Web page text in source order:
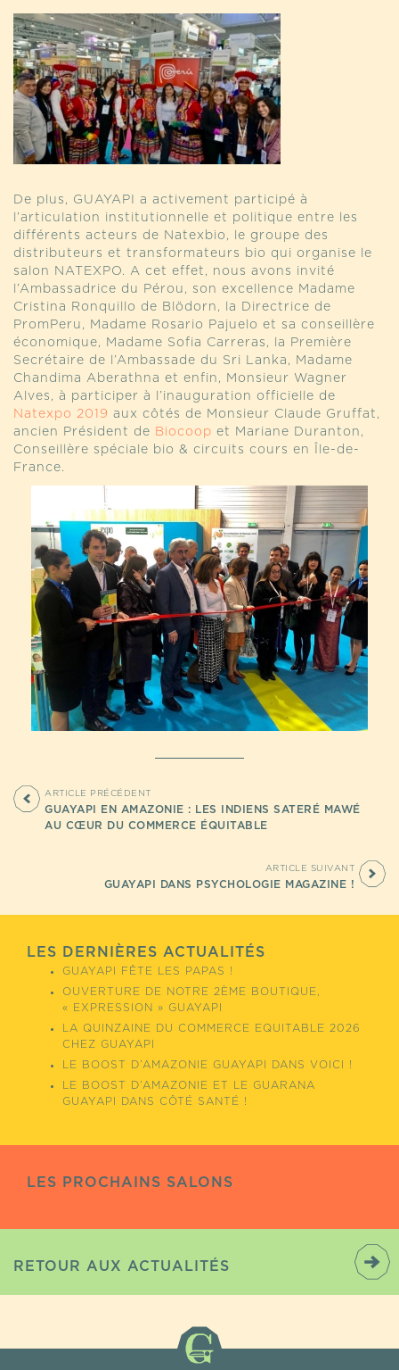
De plus, GUAYAPI a activement participé à
l’articulation institutionnelle et politique entre les
différents acteurs de Natexbio, le groupe des
distributeurs et transformateurs bio qui organise le
salon NATEXPO. A cet effet, nous avons invité
l’Ambassadrice du Pérou, son excellence Madame
Cristina Ronquillo de Blödorn, la Directrice de
PromPeru, Madame Rosario Pajuelo et sa conseillère
économique, Madame Sofia Carreras, la Première
Secrétaire de l’Ambassade du Sri Lanka, Madame
Chandima Aberathna et enfin, Monsieur Wagner
Alves, à participer à l’inauguration officielle de
Natexpo 2019 aux côtés de Monsieur Claude Gruffat,
ancien Président de Biocoop et Mariane Duranton,
Conseillère spéciale bio & circuits cours en Île-de-
France.
ARTICLE PRÉCÉDENT
GUAYAPI EN AMAZONIE : LES INDIENS SATERÉ MAWÉ
AU CŒUR DU COMMERCE ÉQUITABLE
ARTICLE SUIVANT
GUAYAPI DANS PSYCHOLOGIE MAGAZINE !
LES DERNIÈRES ACTUALITÉS
GUAYAPI FÊTE LES PAPAS !
OUVERTURE DE NOTRE 2ÈME BOUTIQUE,
« EXPRESSION » GUAYAPI
LA QUINZAINE DU COMMERCE EQUITABLE 2026
CHEZ GUAYAPI
LE BOOST D’AMAZONIE GUAYAPI DANS VOICI !
LE BOOST D’AMAZONIE ET LE GUARANA
GUAYAPI DANS CÔTÉ SANTÉ !
LES PROCHAINS SALONS
RETOUR AUX ACTUALITÉS